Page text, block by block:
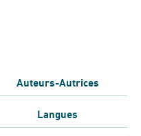
Auteurs-Autrices
Langues